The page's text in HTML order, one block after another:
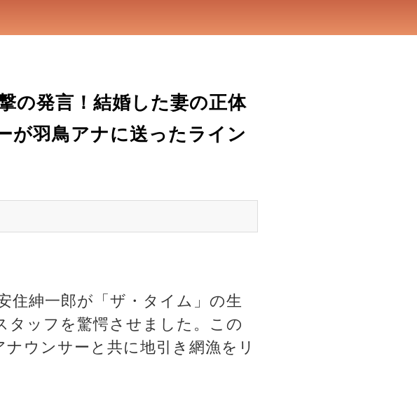
の発言！結婚した妻の正体
が羽鳥アナに送ったライン
住紳一郎が「ザ・タイム」の生
タッフを驚愕させました。この
ウンサーと共に地引き網漁をリ